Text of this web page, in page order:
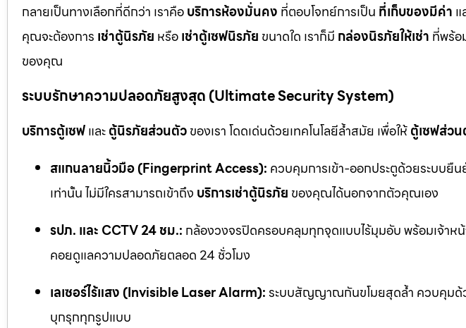
กลายเป็นทางเลือกที่ดีกว่า เราคือบริการห้องมั่นคง ที่ตอบโจทย์การเป็น ที่เก็บของมีค่า แ
คุณจะต้องการ เช่าตู้นิรภัย หรือเช่าตู้เซฟนิรภัย ขนาดใด เราก็มี กล่องนิรภัยให้เช่า ที่พร้อ
ของคุณ
ระบบรักษาความปลอดภัยสูงสุด (Ultimate Security System)
บริการตู้เซฟและตู้นิรภัยส่วนตัวของเรา โดดเด่นด้วยเทคโนโลยีล้ำสมัย เพื่อให้ตู้เซฟส่ว
สแกนลายนิ้วมือ (Fingerprint Access): ควบคุมการเข้า-ออกประตูด้วยระบบ
เท่านั้น ไม่มีใครสามารถเข้าถึง บริการเช่าตู้นิรภัย ของคุณได้นอกจากตัวคุณเอง
รปภ. และ CCTV 24 ชม.: กล้องวงจรปิดครอบคลุมทุกจุดแบบไร้มุมอับ พร้อมเจ้าห
คอยดูแลความปลอดภัยตลอด 24 ชั่วโมง
เลเซอร์ไร้แสง (Invisible Laser Alarm):ระบบสัญญาณกันขโมยสุดล้ำ ควบคุมด้ว
บุกรุกทุกรูปแบบ